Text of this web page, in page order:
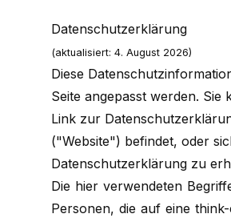
Datenschutzerklärung
(aktualisiert: 4. August 2026)
Diese
Seite angepasst werden.
Link zur
("Website") befindet, oder
Datenschutzerklärung zu
Die hier verwendeten
Personen, die auf eine